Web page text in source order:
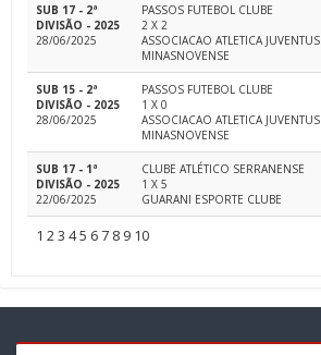
SUB 17 - 2ª
DIVISÃO - 2025
28/06/2025
PASSOS FUTEBOL CLUBE
2 X 2
ASSOCIACAO ATLETICA JUVENTUS
MINASNOVENSE
SUB 15 - 2ª
DIVISÃO - 2025
28/06/2025
PASSOS FUTEBOL CLUBE
1 X 0
ASSOCIACAO ATLETICA JUVENTUS
MINASNOVENSE
SUB 17 - 1ª
DIVISÃO - 2025
22/06/2025
CLUBE ATLÉTICO SERRANENSE
1 X 5
GUARANI ESPORTE CLUBE
1 23 45 67 8 9 10